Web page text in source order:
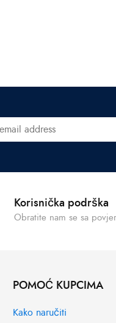
Korisnička podrška
Obratite nam se sa
POMOĆ KUPCIMA
Kako naručiti